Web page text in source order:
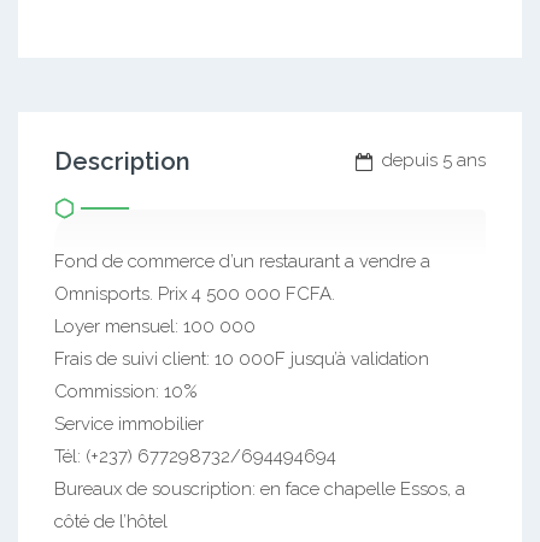
depuis 5 ans
Description
Fond de commerce d’un restaurant a vendre a
Omnisports. Prix 4 500 000 FCFA.
Loyer mensuel: 100 000
Frais de suivi client: 10 000F jusqu’à validation
Commission: 10%
Service immobilier
Tél: (+237) 677298732/694494694
Bureaux de souscription: en face chapelle Essos, a
côté de l’hôtel